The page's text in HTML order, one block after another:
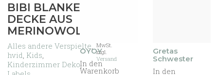
Dieses
Produkt
weist
mehrere
Varianten
auf.
Die
Optionen
BIBI BLANKET/
DECKE AUS
MERINOWOLLE
Alles andere Verspielte,
hvid, Kids,
Kinderzimmer Deko,
MwSt.
zzgl.
Versand
OYOY
In den
Warenkorb
Gretas
Schwester
In den